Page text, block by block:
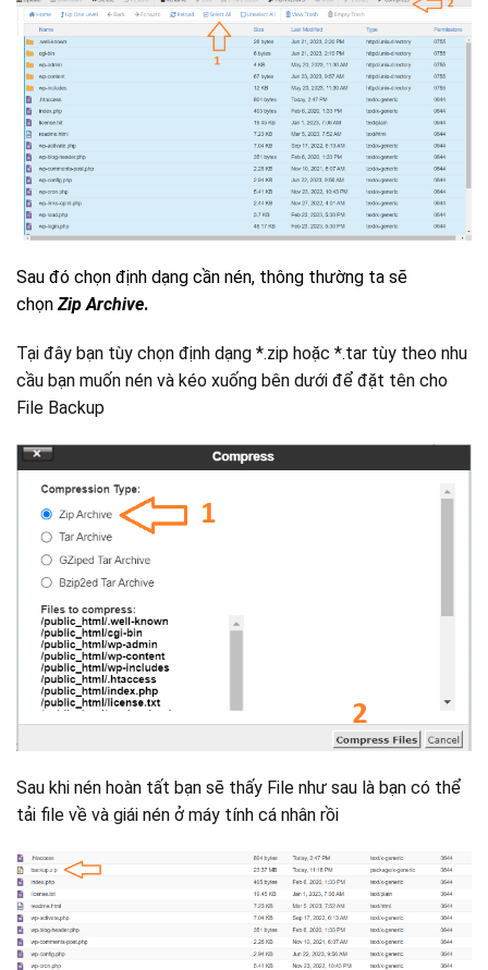
Sau đó chọn định dạng cần nén, thông thường ta sẽ
chọn Zip Archive.
Tại đây bạn tùy chọn định dạng *.zip hoặc *.tar tùy theo nhu
cầu bạn muốn nén và kéo xuống bên dưới để đặt tên cho
File Backup
Sau khi nén hoàn tất bạn sẽ thấy File như sau là bạn có thể
tải file về và giái nén ở máy tính cá nhân rồi